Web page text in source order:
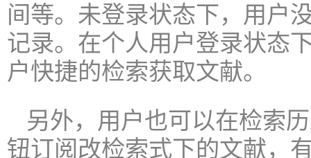
间等。未登录状态下，用户
记录。在个人用户登录状态
户快捷的检索获取文献。
另外，用户也可以在检索
钮订阅改检索式下的文献，